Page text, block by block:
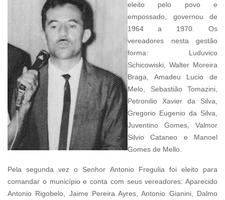
eleito pelo povo e
empossado, governou de
1964 a 1970. Os
vereadores nesta gestão
forma: Luduvico
Schicowiski, Walter Moreira
Braga, Amadeu Lucio de
Melo, Sebastião Tomazini,
Petronilio Xavier da Silva,
Gregorio Eugenio da Silva,
Juventino Gomes, Valmor
Silvio Cataneo e Manoel
Gomes de Mello.
Pela segunda vez o Senhor Antonio Fregulia foi eleito para
comandar o município e conta com seus vereadores: Aparecido
Antonio Rigobelo, Jaime Pereira Ayres, Antonio Gianini, Dalmo